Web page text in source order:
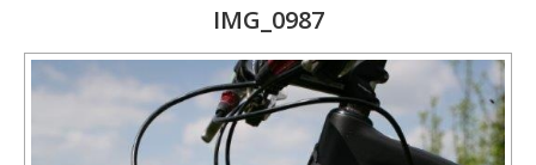
IMG_0987